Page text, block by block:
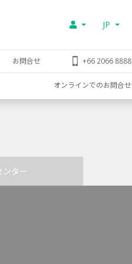
JP
お問合せ +66 2066 8888
オンラインでのお問合せ
ンター